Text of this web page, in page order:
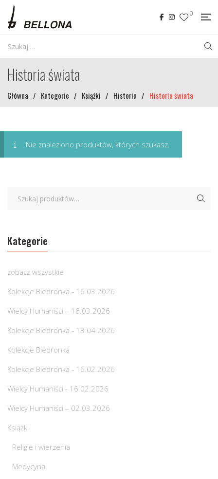
0
Historia świata
Główna / Kategorie / Książki / Historia / Historia świata
Nie znaleziono produktów, których szukasz.
Kategorie
zobacz wszystkie
Kolekcje Biedronka - 16.03.2026
Wielcy Humaniści – 16.03.2026
Kolekcje Biedronka - 13.04.2026
Kolekcje Biedronka
Kolekcje Biedronka - 16.02.2026
Wielcy Humaniści - 16.02.2026
Wielcy Humaniści – 02.03.2026
Książki
Religie i wierzenia
Medycyna